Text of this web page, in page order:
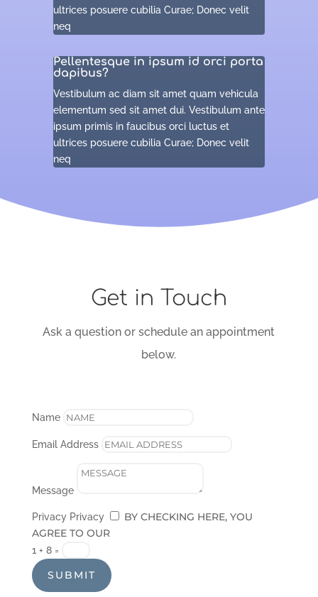
ultrices posuere cubilia Curae; Donec velit
neq
Pellentesque in ipsum id orci porta
dapibus?
Vestibulum ac diam sit amet quam vehicula
elementum sed sit amet dui. Vestibulum ante
ipsum primis in faucibus orci luctus et
ultrices posuere cubilia Curae; Donec velit
neq
Get in Touch
Ask a question or schedule an appointment
below.
Name
Email Address
Message
Privacy Privacy
BY CHECKING HERE, YOU
AGREE TO OUR
1 + 8=
SUBMIT